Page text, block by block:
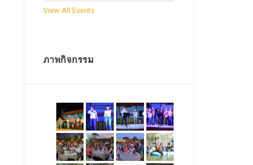
View All Events
ภาพกิจกรรม